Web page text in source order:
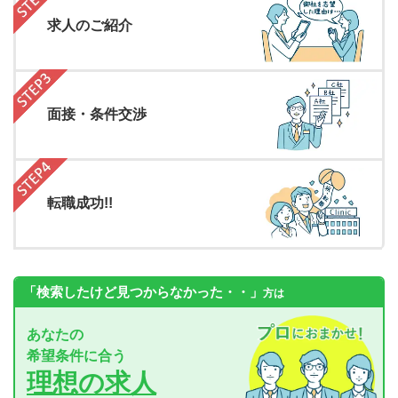
求人のご紹介
面接・条件交渉
転職成功!!
「検索したけど見つからなかった・・」 方は
あなたの
希望条件に合う
理想の求人